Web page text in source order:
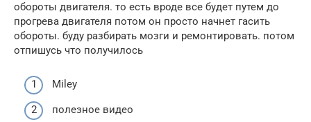
обороты двигателя. то есть вроде все будет путем до
прогрева двигателя потом он просто начнет гасить
обороты. буду разбирать мозги и ремонтировать. потом
отпишусь что получилось
Miley
полезное видео